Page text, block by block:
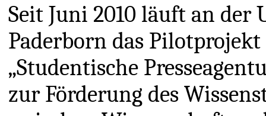
Seit Juni 2010 läuft an der
Paderborn das Pilotprojekt
„Studentische
zur Förderung des